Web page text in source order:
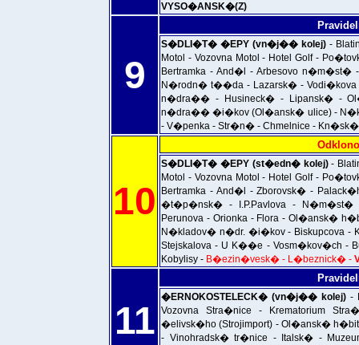
VYSO�ANSK�(Z)
9
S�DLI�T� �EPY (vn�j�� kolej) -
Motol - Vozovna Motol - Hotel Golf -
Bertramka - And�l - Arbesovo
N�rodn� t��da - Lazarsk� -
n�dra�� - Husineck� - Lipansk� -
n�dra�� �i�kov (Ol�ansk� ulice) -
- V�penka - Str�n� - Chmelnice -
10
S�DLI�T� �EPY (st�edn� kolej)-
Motol - Vozovna Motol - Hotel Golf -
Bertramka - And�l - Zborovsk� -
�t�p�nsk� - I.P.Pavlova - N�m�st�
Perunova - Orionka - Flora - Ol�ansk�
N�kladov� n�dr. �i�kov - Biskupcova -
Stejskalova - U K��e - Vosm�kov�ch -
Kobylisy - B�ezin�vesk� - L�beznick� -
11
�ERNOKOSTELECK� (vn�j�� kolej)-
Vozovna Stra�nice - Krematorium
�elivsk�ho (Strojimport) - Ol�ansk�
- Vinohradsk� tr�nice - Italsk� -